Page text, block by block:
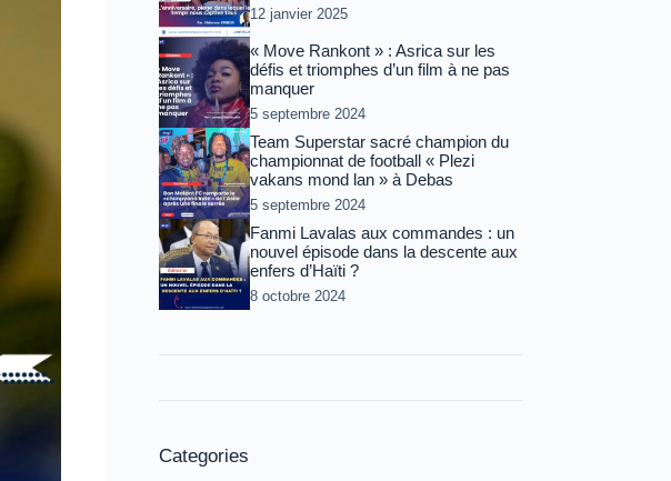
12 janvier 2025
« Move Rankont » : Asrica sur les
défis et triomphes d’un film à ne pas
manquer
5 septembre 2024
Team Superstar sacré champion du
championnat de football « Plezi
vakans mond lan » à Debas
5 septembre 2024
Fanmi Lavalas aux commandes : un
nouvel épisode dans la descente aux
enfers d’Haïti ?
8 octobre 2024
Categories